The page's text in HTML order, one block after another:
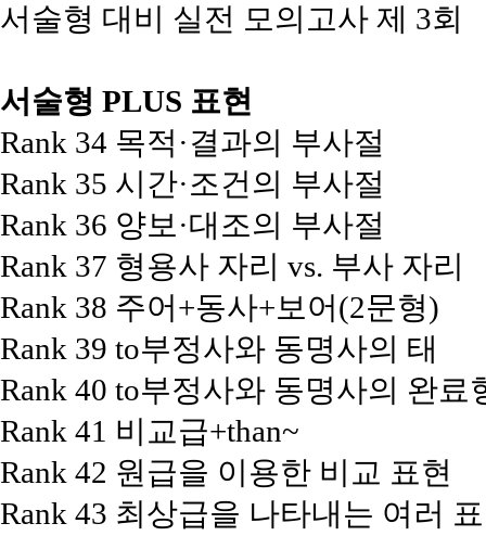
서술형 대비 실전 모의고사 제 3회
서술형 PLUS 표현
Rank 34 목적·결과의 부사절
Rank 35 시간·조건의 부사절
Rank 36 양보·대조의 부사절
Rank 37 형용사 자리 vs. 부사 자리
Rank 38 주어+동사+보어(2문형)
Rank 39 to부정사와 동명사의 태
Rank 40 to부정사와 동명사의 완료
Rank 41 비교급+than~
Rank 42 원급을 이용한 비교 표현
Rank 43 최상급을 나타내는 여러